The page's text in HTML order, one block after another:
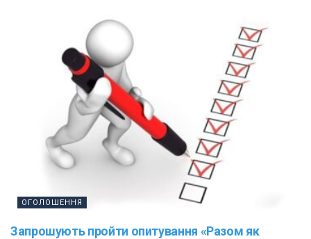
ОГОЛОШЕННЯ
Запрошують пройти опитування «Разом як